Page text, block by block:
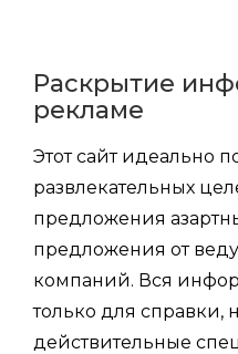
Раскрытие
рекламе
Этот сайт идеально
развлекательных
предложения
предложения от
компаний. Вся
только для справки,
действительные